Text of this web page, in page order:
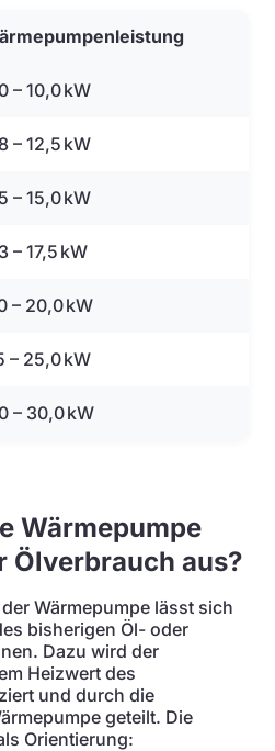
– 10,0 kW
– 12,5 kW
– 15,0 kW
– 17,5 kW
– 20,0 kW
– 25,0 kW
– 30,0 kW
Wärmepumpe
Ölverbrauch aus?
Wärmepumpe lässt sich
bisherigen Öl- oder
Dazu wird der
Heizwert des
und durch die
geteilt. Die
Orientierung: